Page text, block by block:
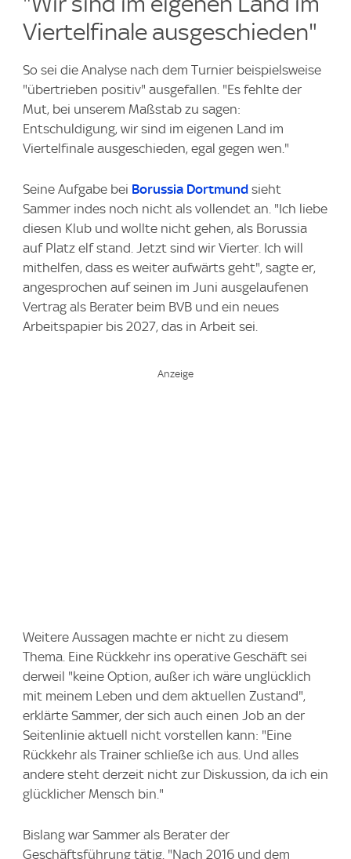
Viertelfinale ausgeschieden"
So sei die Analyse nach dem Turnier beispielsweise
"übertrieben positiv" ausgefallen. "Es fehlte der
Mut, bei unserem Maßstab zu sagen:
Entschuldigung, wir sind im eigenen Land im
Viertelfinale ausgeschieden, egal gegen wen."
Seine Aufgabe bei Borussia Dortmund sieht
Sammer indes noch nicht als vollendet an. "Ich liebe
diesen Klub und wollte nicht gehen, als Borussia
auf Platz elf stand. Jetzt sind wir Vierter. Ich will
mithelfen, dass es weiter aufwärts geht", sagte er,
angesprochen auf seinen im Juni ausgelaufenen
Vertrag als Berater beim BVB und ein neues
Arbeitspapier bis 2027, das in Arbeit sei.
Weitere Aussagen machte er nicht zu diesem
Thema. Eine Rückkehr ins operative Geschäft sei
derweil "keine Option, außer ich wäre unglücklich
mit meinem Leben und dem aktuellen Zustand",
erklärte Sammer, der sich auch einen Job an der
Seitenlinie aktuell nicht vorstellen kann: "Eine
Rückkehr als Trainer schließe ich aus. Und alles
andere steht derzeit nicht zur Diskussion, da ich ein
glücklicher Mensch bin."
Bislang war Sammer als Berater der
Geschäftsführung tätig. "Nach 2016 und dem